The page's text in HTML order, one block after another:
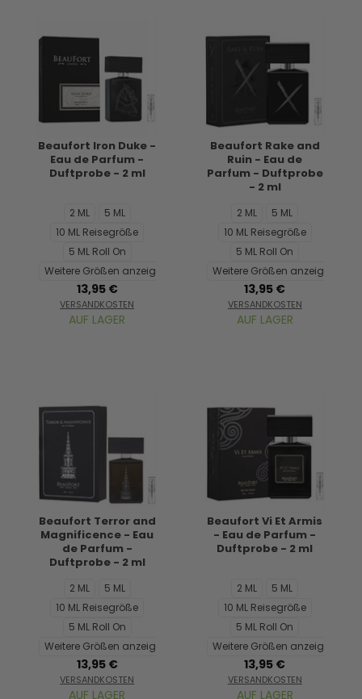
Beaufort Iron Duke -
Eau de Parfum -
Duftprobe - 2 ml
2 ML
5 ML
10 ML Reisegröße
5 ML Roll On
Weitere Größen anzeigen...
13,95 €
VERSANDKOSTEN
AUF LAGER
Beaufort Rake and
Ruin - Eau de
Parfum - Duftprobe
- 2 ml
2 ML
5 ML
10 ML Reisegröße
5 ML Roll On
Weitere Größen anzeigen...
13,95 €
VERSANDKOSTEN
AUF LAGER
Beaufort Terror and
Magnificence - Eau
de Parfum -
Duftprobe - 2 ml
2 ML
5 ML
10 ML Reisegröße
5 ML Roll On
Weitere Größen anzeigen...
13,95 €
VERSANDKOSTEN
AUF LAGER
Beaufort Vi Et Armis
- Eau de Parfum -
Duftprobe - 2 ml
2 ML
5 ML
10 ML Reisegröße
5 ML Roll On
Weitere Größen anzeigen...
13,95 €
VERSANDKOSTEN
AUF LAGER